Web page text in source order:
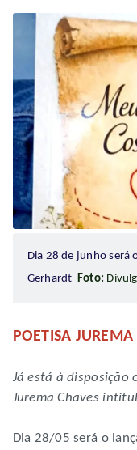
Dia 28 de junho será
Gerhardt Foto:
POETISA
Já está à disposição
Jurema Chaves
Dia 28/05 será o